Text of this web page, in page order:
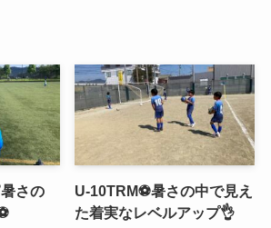
さの
U-10TRM⚽️暑さの中で見え
た着実なレベルアップ👌